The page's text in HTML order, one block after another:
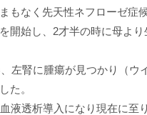
もなく先天性ネフローゼ症
開始し、2才半の時に母よ
左腎に腫瘍が見つかり（ウ
た。
液透析導入になり現在に至